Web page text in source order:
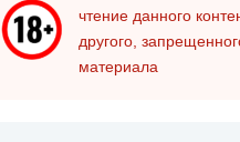
чтение данного
другого,
материала